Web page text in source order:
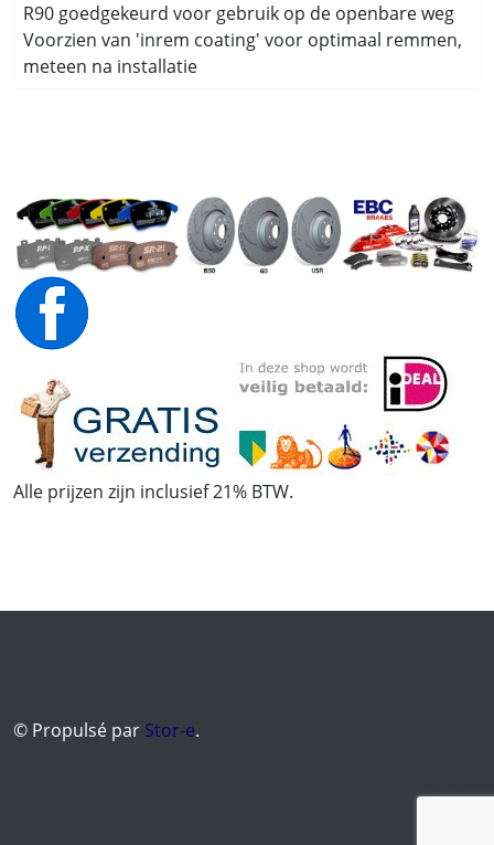
R90 goedgekeurd voor gebruik op de openbare weg
Voorzien van 'inrem coating' voor optimaal remmen,
meteen na installatie
Alle prijzen zijn inclusief 21% BTW.
© Propulsé par Stor-e.